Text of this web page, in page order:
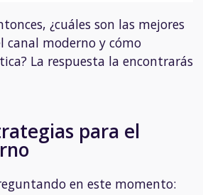
¿cuáles son las mejores
canal moderno y cómo
La respuesta la encontrarás
para el
en este momento: